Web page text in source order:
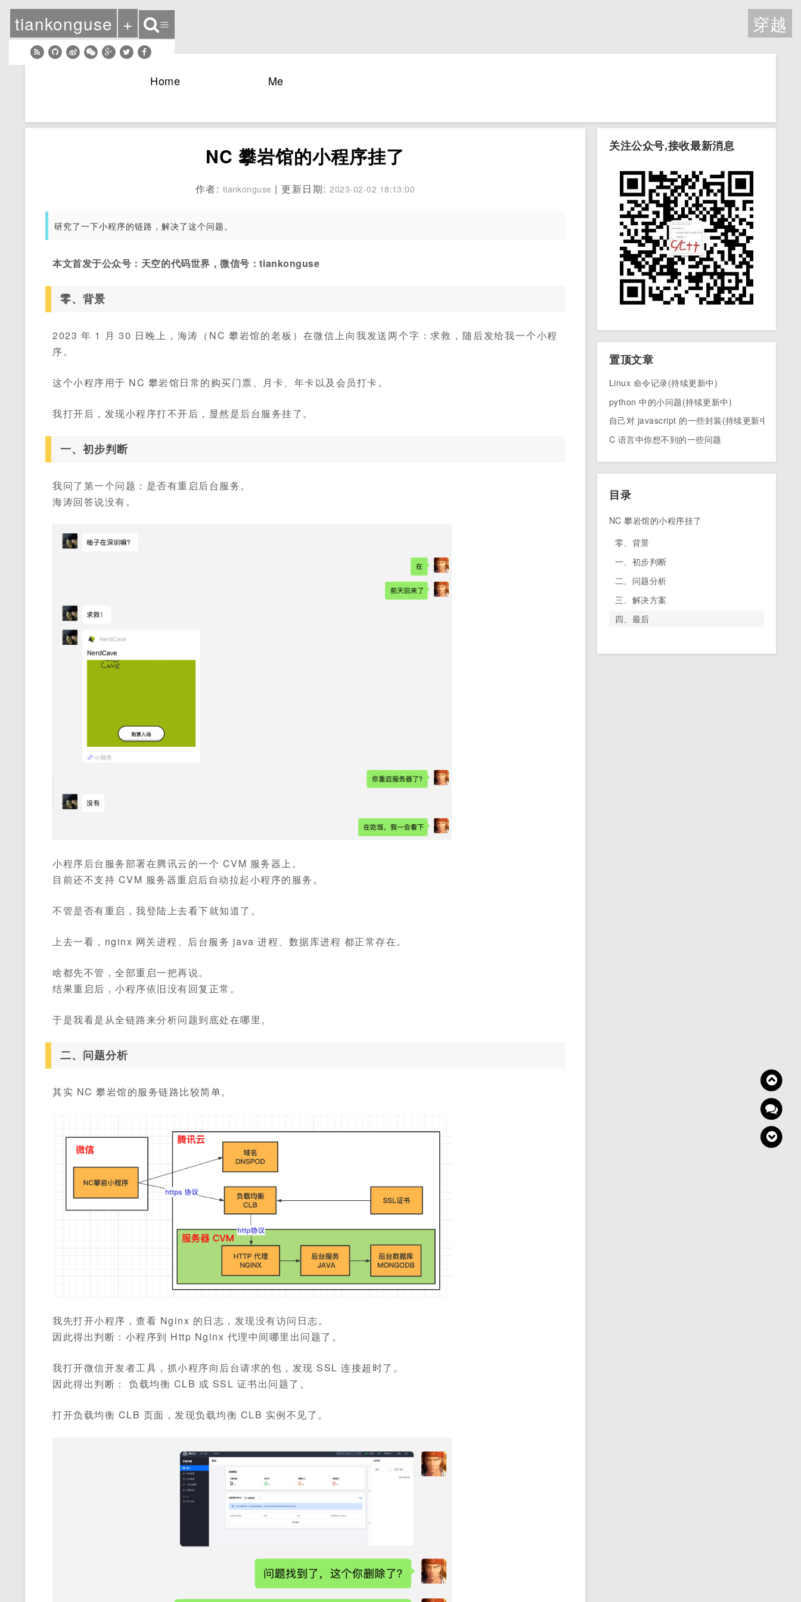
Home Me
NC 攀岩馆的小程序挂了
作者: tiankonguse | 更新日期:2023-02-02 18:13:00
研究了一下小程序的链路，解决了这个问题。
本文首发于公众号：天空的代码世界，微信号：tiankonguse
零、背景
2023 年 1 月 30 日晚上，海涛（NC 攀岩馆的老板）在微信上向我发送两个字：求救，随后发给我一个小程
序。
这个小程序用于 NC 攀岩馆日常的购买门票、月卡、年卡以及会员打卡。
我打开后，发现小程序打不开后，显然是后台服务挂了。
一、初步判断
我问了第一个问题：是否有重启后台服务。
海涛回答说没有。
小程序后台服务部署在腾讯云的一个 CVM 服务器上。
目前还不支持 CVM 服务器重启后自动拉起小程序的服务。
不管是否有重启，我登陆上去看下就知道了。
上去一看，nginx 网关进程、后台服务 java 进程、数据库进程 都正常存在。
啥都先不管，全部重启一把再说。
结果重启后，小程序依旧没有回复正常。
于是我看是从全链路来分析问题到底处在哪里。
二、问题分析
其实 NC 攀岩馆的服务链路比较简单。
我先打开小程序，查看 Nginx 的日志，发现没有访问日志。
因此得出判断：小程序到 Http Nginx 代理中间哪里出问题了。
我打开微信开发者工具，抓小程序向后台请求的包，发现 SSL 连接超时了。
因此得出判断： 负载均衡 CLB 或 SSL 证书出问题了。
打开负载均衡 CLB 页面，发现负载均衡 CLB 实例不见了。
关注公众号,接收最新消息
置顶文章
Linux 命令记录(持续更新中)
python 中的小问题(持续更新中)
自己对 javascript 的一些封装(持续更新中)
C 语言中你想不到的一些问题
目录
NC 攀岩馆的小程序挂了
零、背景
一、初步判断
二、问题分析
三、解决方案
四、最后
tiankonguse + ≡ 穿越